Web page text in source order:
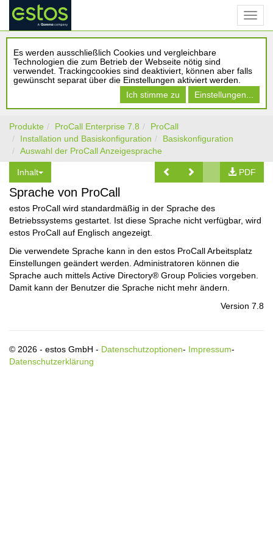
Es werden ausschließlich Cookies und vergleichbare
Technologien die zum Betrieb der Webseite nötig sind
verwendet. Trackingcookies sind deaktiviert, können aber falls
gewünscht separat über die Einstellungen aktiviert werden.
Ich stimme zu
Einstellungen...
Produkte ProCall Enterprise 7.8
ProCall
Installation und Basiskonfiguration
Basiskonfiguration
Auswahl der ProCall Anzeigesprache
Inhalt PDF
Sprache von ProCall
estos ProCall wird standardmäßig in der Sprache des
Betriebssystems gestartet. Ist diese Sprache nicht verfügbar, wird
estos ProCall auf Englisch angezeigt.
Die verwendete Sprache kann in den estos ProCall Arbeitsplatz
Einstellungen geändert werden. Administratoren können die
Sprache auch mittels Active Directory® Group Policies vorgeben.
Damit kann der Benutzer die Sprache nicht mehr ändern.
Version 7.8
© 2026 - estos GmbH - Datenschutzoptionen- Impressum-
Datenschutzerklärung